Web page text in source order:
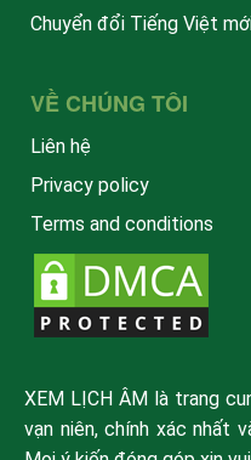
Chuyển đổi Tiếng Việt
VỀ CHÚNG TÔI
Liên hệ
Privacy policy
Terms and conditions
XEM LỊCH ÂM là trang
vạn niên, chính xác nhất